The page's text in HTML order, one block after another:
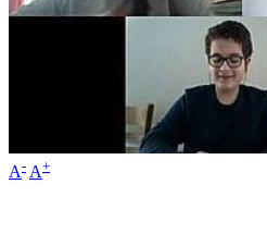
A- A+